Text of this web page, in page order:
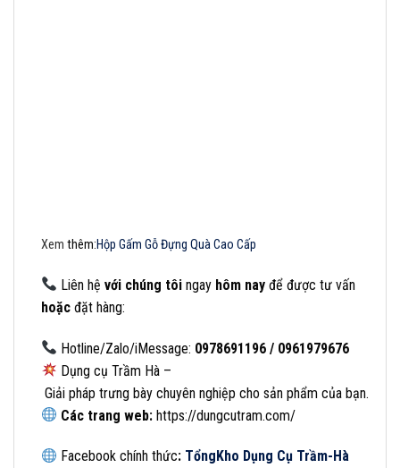
Xem thêm:Hộp Gấm Gỗ Đựng Quà Cao Cấp
Liên hệ với chúng tôi ngay hôm nay để được tư vấn
hoặc đặt hàng:
Hotline/Zalo/iMessage: 0978691196 / 0961979676
Dụng cụ Trầm Hà –
Giải pháp trưng bày chuyên nghiệp cho sản phẩm của bạn.
Các trang web:https://dungcutram.com/
Facebook chính thức: Tổng Kho Dụng Cụ Trầm-Hà